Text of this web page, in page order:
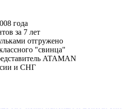
года
за 7 лет
отгружено
"свинца"
ATAMAN
и СНГ